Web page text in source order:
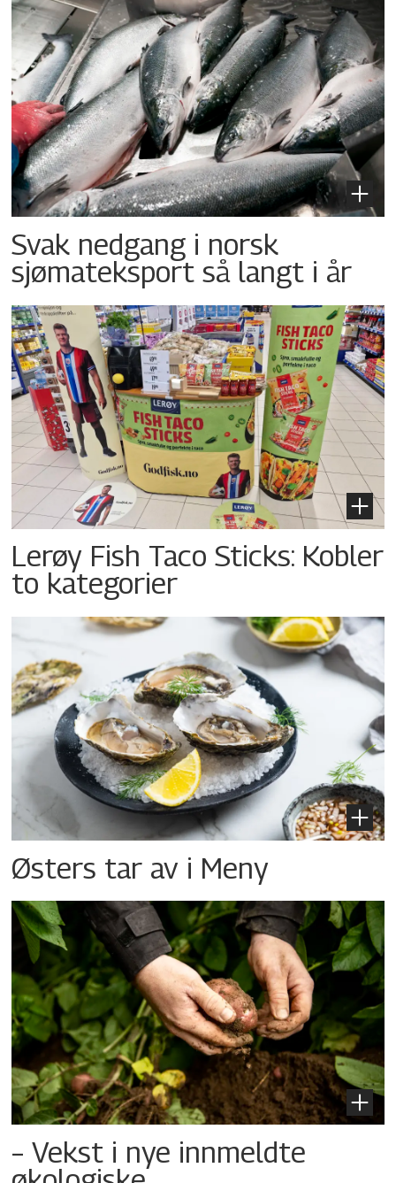
Svak nedgang i norsk
sjømateksport så langt i år
Lerøy Fish Taco Sticks: Kobler
to kategorier
Østers tar av i Meny
– Vekst i nye innmeldte